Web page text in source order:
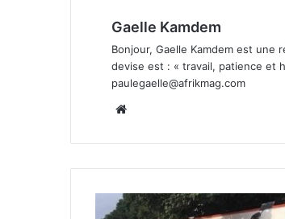
Gaelle Kamdem
Bonjour, Gaelle Kamdem est une
devise est : « travail, patience et
paulegaelle@afrikmag.com